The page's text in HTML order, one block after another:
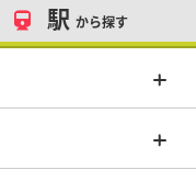
駅 から探す